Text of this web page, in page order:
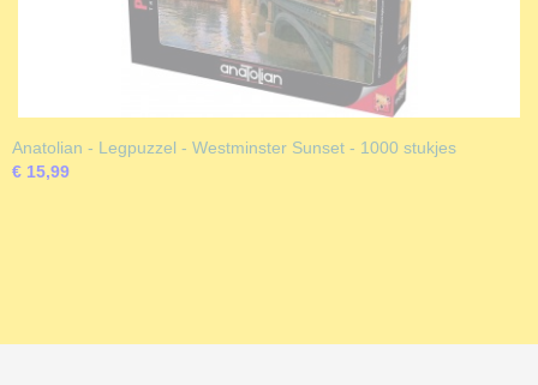
Anatolian - Legpuzzel - Westminster Sunset - 1000 stukjes
€ 15,99